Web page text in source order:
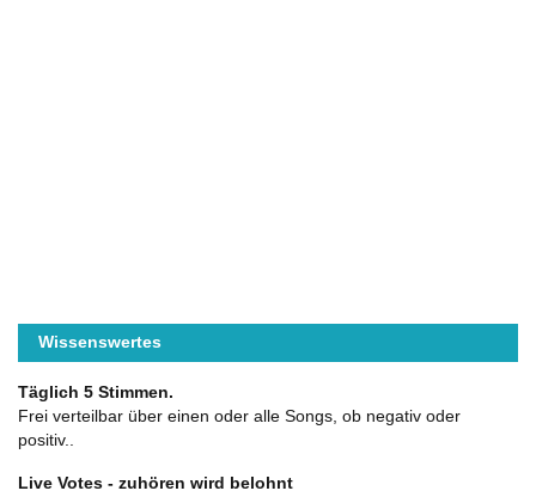
Wissenswertes
Täglich 5 Stimmen.
Frei verteilbar über einen oder alle Songs, ob negativ oder
positiv..
Live Votes - zuhören wird belohnt